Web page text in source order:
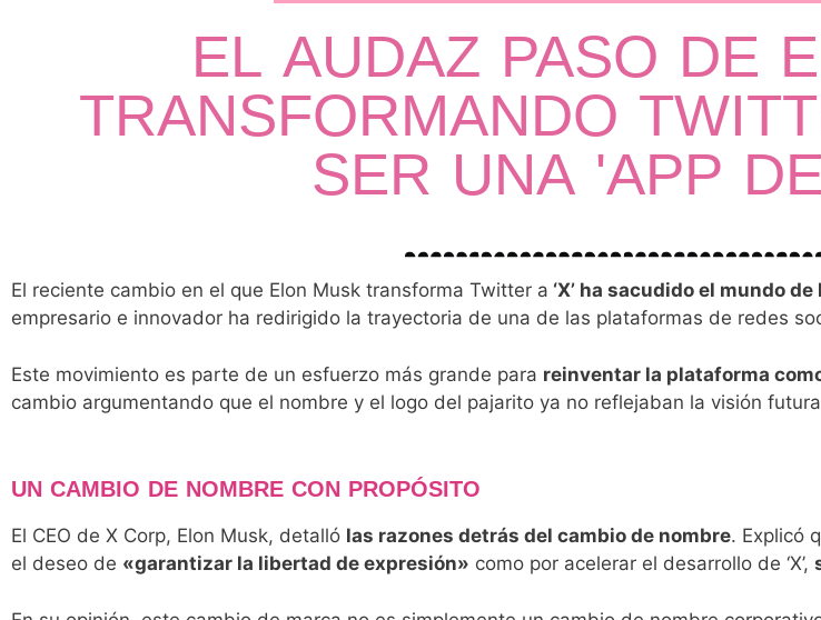
EL AUDAZ PASO DE
TRANSFORMANDO
SER UNA 'APP
El reciente cambio en el que Elon Musk transforma Twitter a ‘X’ ha sacudido el mundo
empresario e innovador ha redirigido la trayectoria de una de las plataformas de redes
Este movimiento es parte de un esfuerzo más grande para reinventar la plataforma
cambio argumentando que el nombre y el logo del pajarito ya no reflejaban la visión
UN CAMBIO DE NOMBRE CON PROPÓSITO
El CEO de X Corp, Elon Musk, detalló las razones detrás del cambio de nombre. Explicó
el deseo de «garantizar la libertad de expresión» como por acelerar el desarrollo de ‘X’,